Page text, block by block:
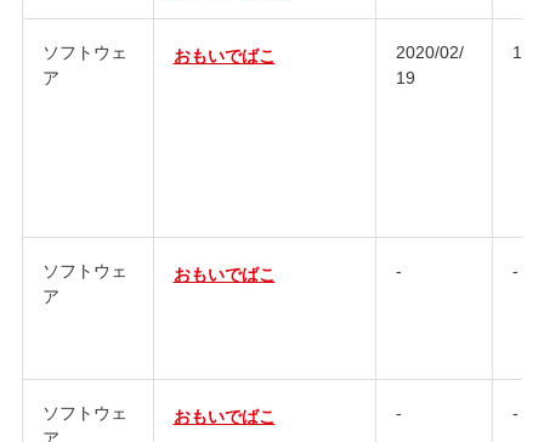
ソフトウェ
ア
おもいでばこ
2020/02/
19
ソフトウェ
ア
おもいでばこ - -
ソフトウェ
おもいでばこ - -